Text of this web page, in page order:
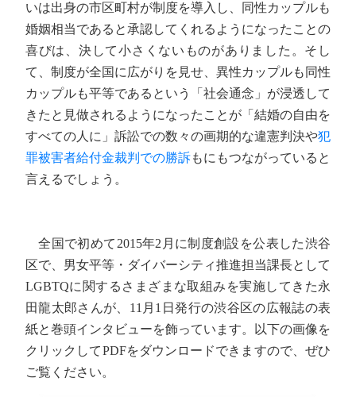
いは出身の市区町村が制度を導入し、同性カップルも
婚姻相当であると承認してくれるようになったことの
喜びは、決して小さくないものがありました。そし
て、制度が全国に広がりを見せ、異性カップルも同性
カップルも平等であるという「社会通念」が浸透して
きたと見做されるようになったことが「結婚の自由を
すべての人に」訴訟での数々の画期的な違憲判決や犯
罪被害者給付金裁判での勝訴もにもつながっていると
言えるでしょう。
全国で初めて2015年2月に制度創設を公表した渋谷
区で、男女平等・ダイバーシティ推進担当課長として
LGBTQに関するさまざまな取組みを実施してきた永
田龍太郎さんが、11月1日発行の渋谷区の広報誌の表
紙と巻頭インタビューを飾っています。以下の画像を
クリックしてPDFをダウンロードできますので、ぜひ
ご覧ください。